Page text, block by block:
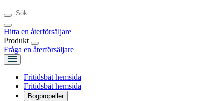
Hitta en återförsäljare
Produkt
Fråga en återförsäljare
Fritidsbåt hemsida
Fritidsbåt hemsida
Bogpropeller